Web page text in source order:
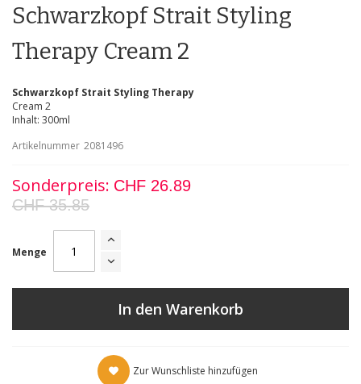
der
Bildgalerie
Schwarzkopf Strait Styling
Therapy Cream 2
Schwarzkopf Strait Styling Therapy
Cream 2
Inhalt: 300ml
Artikelnummer 2081496
Sonderpreis CHF 26.89
CHF 35.85
Menge
In den Warenkorb
Zur Wunschliste hinzufügen